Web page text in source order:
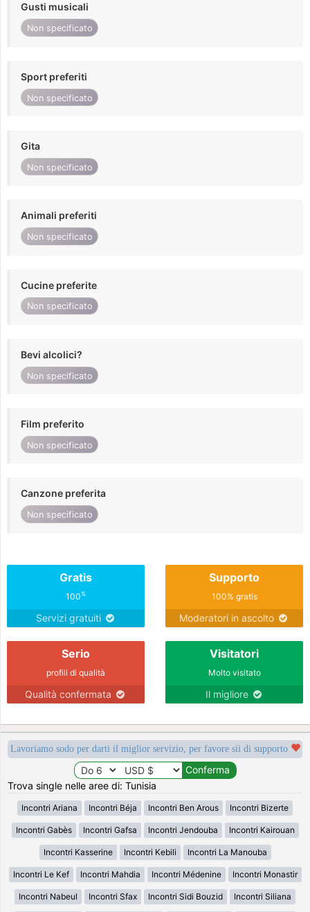
Gusti musicali
Non specificato
Sport preferiti
Non specificato
Gita
Non specificato
Animali preferiti
Non specificato
Cucine preferite
Non specificato
Bevi alcolici?
Non specificato
Film preferito
Non specificato
Canzone preferita
Non specificato
Gratis
100%
Servizi gratuiti
Supporto
100% gratis
Moderatori in ascolto
Serio
profili di qualità
Qualità confermata
Visitatori
Molto visitato
Il migliore
Lavoriamo sodo per darti il miglior servizio, per favore sii di supporto
Trova single nelle aree di: Tunisia
Incontri Ariana Incontri Béja Incontri Ben Arous Incontri Bizerte
Incontri Gabès Incontri Gafsa Incontri Jendouba Incontri Kairouan
Incontri Kasserine Incontri Kebili Incontri La Manouba
Incontri Le Kef Incontri Mahdia Incontri Médenine Incontri Monastir
Incontri Nabeul Incontri Sfax Incontri Sidi Bouzid Incontri Siliana